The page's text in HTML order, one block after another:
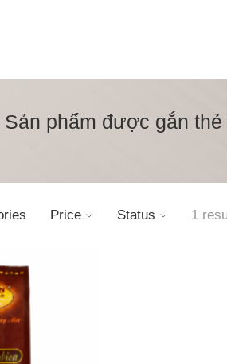
Sản phẩm được gắn thẻ
Price Status 1